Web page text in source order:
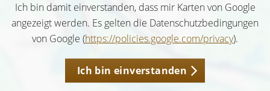
Ich bin damit einverstanden, dass mir Karten von Google
angezeigt werden. Es gelten die Datenschutzbedingungen
von Google (https://policies.google.com/privacy).
Ich bin einverstanden